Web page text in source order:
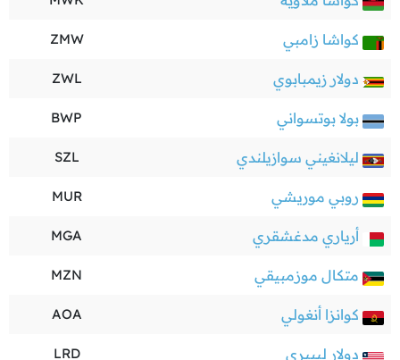
كواشا زامبي ZMW
دولار زيمبابوي ZWL
بولا بوتسواني BWP
ليلانغيني سوازيلندي SZL
روبي موريشي MUR
أرياري مدغشقري MGA
متكال موزمبيقي MZN
كوانزا أنغولي AOA
دولار ليبيري LRD